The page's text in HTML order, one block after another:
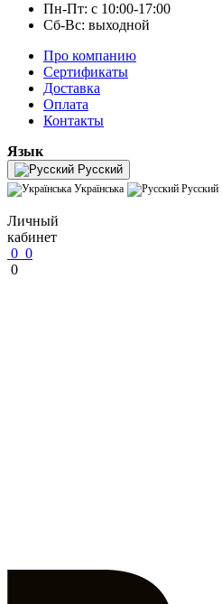
Пн-Пт: с 10:00-17:00
Сб-Вс: выходной
Про компанию
Сертификаты
Доставка
Оплата
Контакты
Язык
Русский
Українська Русский
Личный
кабинет
0 0
0